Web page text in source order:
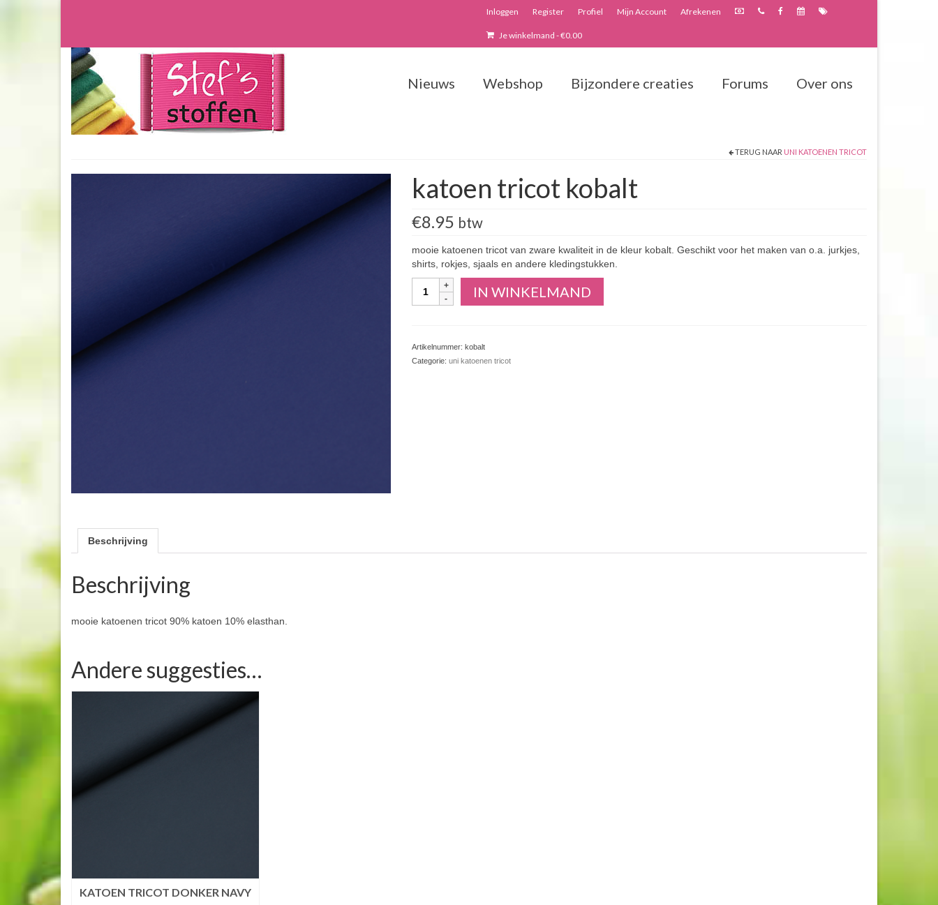
Inloggen Register Profiel Mijn Account Afrekenen
Je winkelmand -€0.00
Nieuws Webshop Bijzondere creaties Forums Over ons
TERUG NAAR UNI KATOENEN TRICOT
katoen tricot kobalt
€8.95 btw
mooie katoenen tricot van zware kwaliteit in de kleur kobalt. Geschikt voor het maken van o.a. jurkjes,
shirts, rokjes, sjaals en andere kledingstukken.
IN WINKELMAND
Artikelnummer: kobalt
Categorie: uni katoenen tricot
Beschrijving
Beschrijving
mooie katoenen tricot 90% katoen 10% elasthan.
Andere suggesties…
KATOEN TRICOT DONKER NAVY